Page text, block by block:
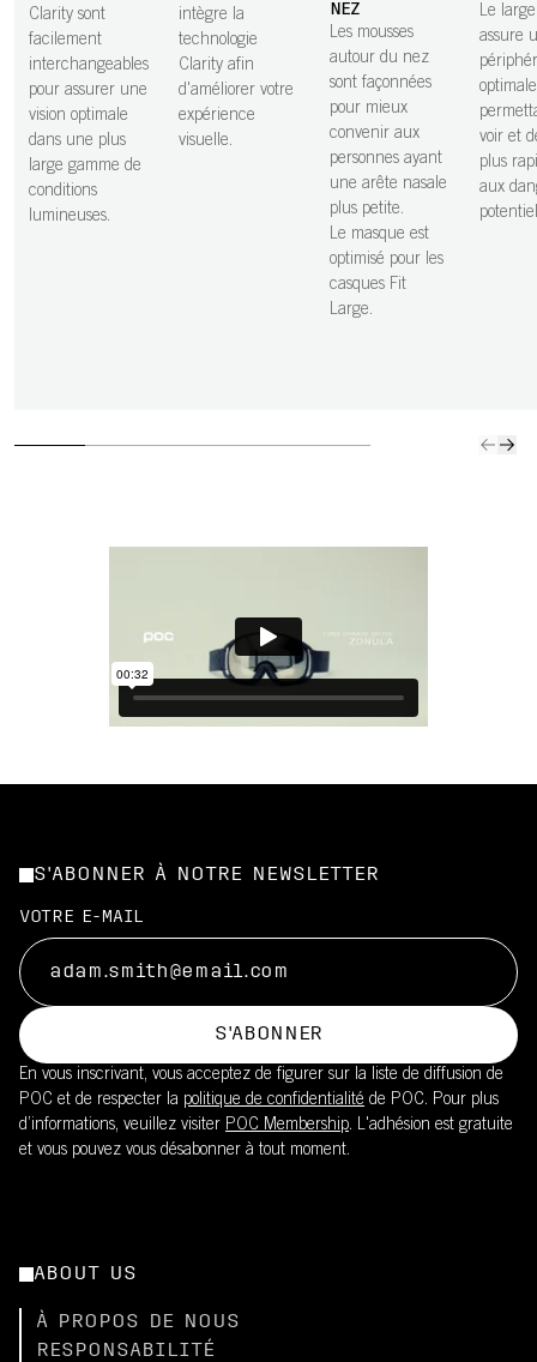
Clarity sont
facilement
interchangeables
pour assurer une
vision optimale
dans une plus
large gamme de
conditions
lumineuses.
intègre la
technologie
Clarity afin
d'améliorer votre
expérience
visuelle.
NEZ
Les mousses
autour du nez
sont façonnées
pour mieux
convenir aux
personnes ayant
une arête nasale
plus petite.
Le masque est
optimisé pour les
casques Fit
Large.
Le
assure
voir et
plus
aux
S'ABONNER À NOTRE NEWSLETTER
VOTRE E-MAIL
S'ABONNER
En vous inscrivant, vous acceptez de figurer sur la liste de diffusion de
POC et de respecter la politique de confidentialité de POC. Pour plus
d’informations, veuillez visiter POC Membership. L'adhésion est gratuite
et vous pouvez vous désabonner à tout moment.
ABOUT US
À PROPOS DE NOUS
RESPONSABILITÉ